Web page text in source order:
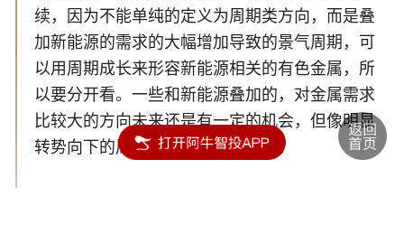
续，因为不能单纯的定义为周期类方向，而是叠
加新能源的需求的大幅增加导致的景气周期，可
以用周期成长来形容新能源相关的有色金属，所
以要分开看。一些和新能源叠加的，对金属需求
比较大的方向未来还是有一定的机会，但像明显
转势向下的周期类品种不要在碰了。